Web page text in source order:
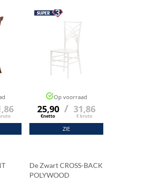
Op voorraad
25,90
€netto
/ 31,86
€ bruto
ZIE
De Zwart CROSS-BACK
POLYWOOD